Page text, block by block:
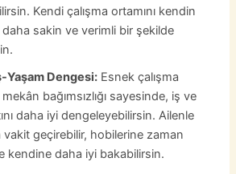
Kendi çalışma ortamını kendin
daha sakin ve verimli bir şekilde
Yaşam Dengesi: Esnek çalışma
bağımsızlığı sayesinde, iş ve
daha iyi dengeleyebilirsin. Ailenle
vakit geçirebilir, hobilerine zaman
kendine daha iyi bakabilirsin.